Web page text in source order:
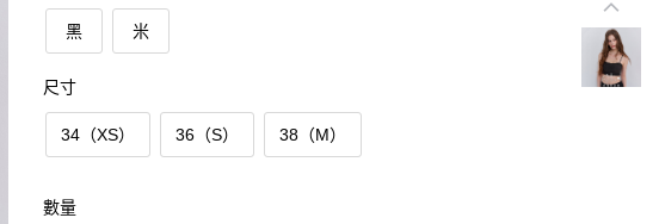
黑 米
尺寸
34（XS） 36（S） 38（M）
數量